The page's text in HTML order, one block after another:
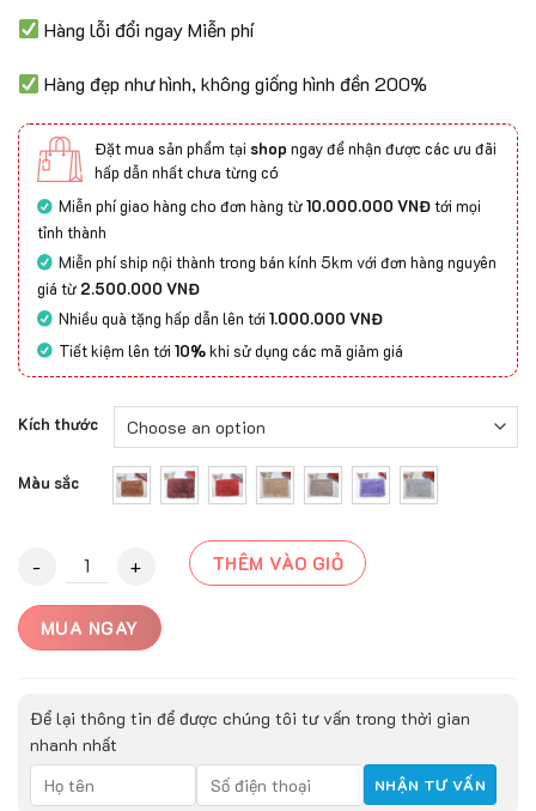
Hàng lỗi đổi ngay Miễn phí
Hàng đẹp như hình, không giống hình đền 200%
Đặt mua sản phẩm tại shop ngay để nhận được các ưu đãi
hấp dẫn nhất chưa từng có
Miễn phí giao hàng cho đơn hàng từ10.000.000 VNĐtới mọi
tỉnh thành
Miễn phí ship nội thành trong bán kính 5km với đơn hàng nguyên
giá từ 2.500.000 VNĐ
Nhiều quà tặng hấp dẫn lên tới1.000.000 VNĐ
Tiết kiệm lên tới10%khi sử dụng các mã giảm giá
Kích thước
Màu sắc
Thảm chùi chân B3 loại 2 quantity
THÊM VÀO GIỎ
MUA NGAY
Để lại thông tin để được chúng tôi tư vấn trong thời gian
nhanh nhất